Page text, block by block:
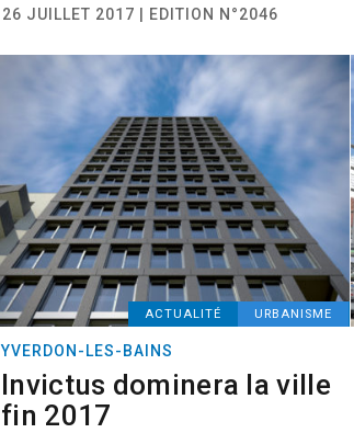
26 JUILLET 2017 | EDITION N°2046
ACTUALITÉ URBANISME
YVERDON-LES-BAINS
Invictus dominera la ville
fin 2017